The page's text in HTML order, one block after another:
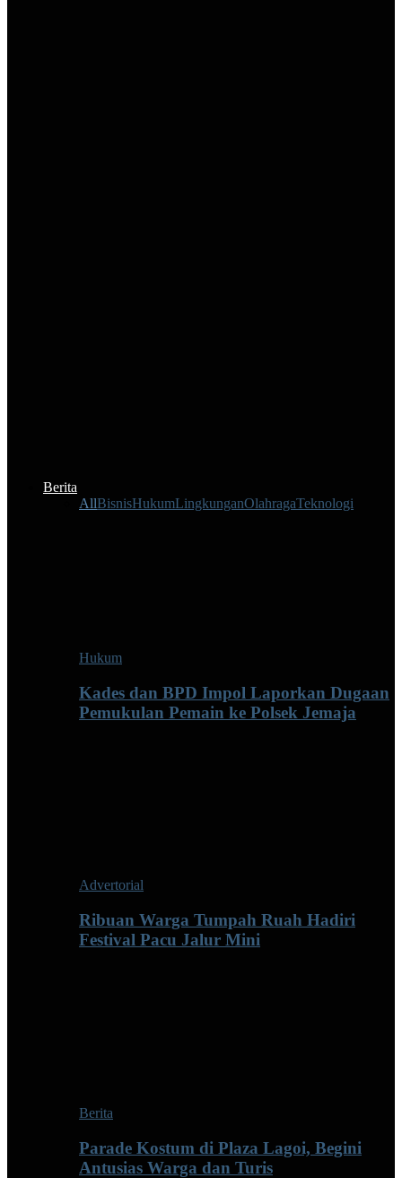
Berita
AllBisnisHukumLingkunganOlahragaTeknologi
Hukum
Kades dan BPD Impol Laporkan Dugaan
Pemukulan Pemain ke Polsek Jemaja
Advertorial
Ribuan Warga Tumpah Ruah Hadiri
Festival Pacu Jalur Mini
Berita
Parade Kostum di Plaza Lagoi, Begini
Antusias Warga dan Turis